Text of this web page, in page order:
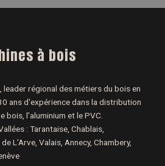
à bois
leader régional des métiers du bois en
ans d'expérience dans la distribution
l’aluminium et le PVC.
: Tarantaise, Chablais,
L’Arve, Valais, Annecy, Chambery,